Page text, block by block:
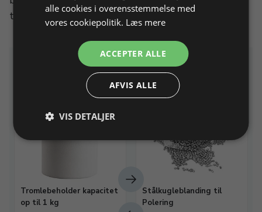
tromler kan tilkøbes
Relaterede produkter
Tromlebeholder kapacitet
op til 1 kg
Stålkugleblanding til
Polering
alle cookies i overensstemmelse med
vores cookiepolitik. Læs mere
ACCEPTER ALLE
AFVIS ALLE
VIS DETALJER